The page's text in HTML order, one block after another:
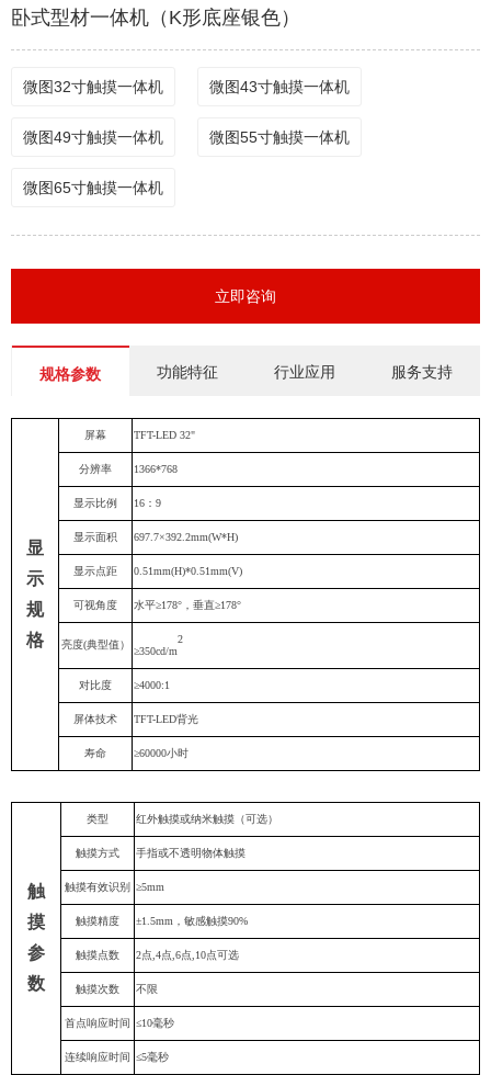
卧式型材一体机（K形底座银色）
微图32寸触摸一体机 微图43寸触摸一体机
微图49寸触摸一体机 微图55寸触摸一体机
微图65寸触摸一体机
立即咨询
规格参数 功能特征 行业应用 服务支持
显
示
规
格
屏幕 TFT-LED 32"
分辨率 1366*768
显示比例 16：9
显示面积 697.7×392.2mm(W*H)
显示点距 0.51mm(H)*0.51mm(V)
可视角度 水平≥178°，垂直≥178°
亮度(典型值）
≥350cd/m
2
对比度 ≥4000:1
屏体技术 TFT-LED背光
寿命 ≥60000小时
触
摸
参
数
类型 红外触摸或纳米触摸（可选）
触摸方式 手指或不透明物体触摸
触摸有效识别 ≥5mm
触摸精度 ±1.5mm，敏感触摸90%
触摸点数 2点,4点,6点,10点可选
触摸次数 不限
首点响应时间 ≤10毫秒
连续响应时间 ≤5毫秒